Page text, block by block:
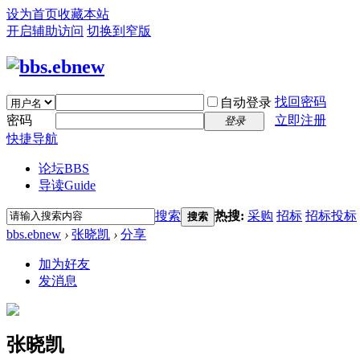
设为首页收藏本站
开启辅助访问 切换到窄版
自动登录 找回密码
密码
登录
立即注册
快捷导航
论坛BBS
导读Guide
搜索 搜索 热搜: 采购 招标 招标投标
bbs.ebnew › 张晓凯 › 分享
加为好友
发消息
张晓凯